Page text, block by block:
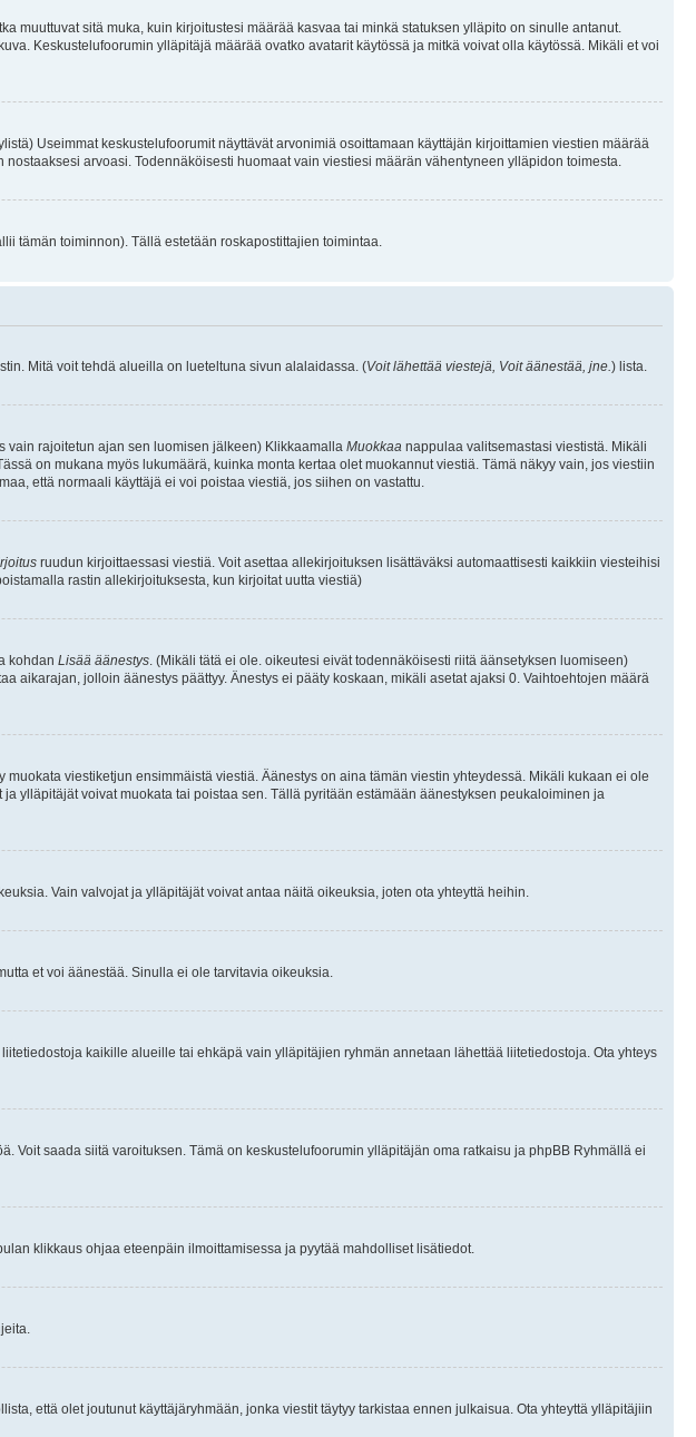
sitä muka, kuin kirjoitustesi määrää kasvaa tai minkä statuksen ylläpito on sinulle antanut.
Keskustelufoorumin ylläpitäjä määrää ovatko avatarit käytössä ja mitkä voivat olla käytössä. Mikäli et voi
Useimmat keskustelufoorumit näyttävät arvonimiä osoittamaan käyttäjän kirjoittamien viestien määrää
arvoasi. Todennäköisesti huomaat vain viestiesi määrän vähentyneen ylläpidon toimesta.
tämän toiminnon). Tällä estetään roskapostittajien toimintaa.
Mitä voit tehdä alueilla on lueteltuna sivun alalaidassa. (Voit lähettää viestejä, Voit äänestää, jne. ) lista.
vain rajoitetun ajan sen luomisen jälkeen) Klikkaamalla Muokkaa nappulaa valitsemastasi viestistä. Mikäli
on mukana myös lukumäärä, kuinka monta kertaa olet muokannut viestiä. Tämä näkyy vain, jos viestiin
että normaali käyttäjä ei voi poistaa viestiä, jos siihen on vastattu.
ruudun kirjoittaessasi viestiä. Voit asettaa allekirjoituksen lisättäväksi automaattisesti kaikkiin viesteihisi
rastin allekirjoituksesta, kun kirjoitat uutta viestiä)
kohdan Lisää äänestys . (Mikäli tätä ei ole. oikeutesi eivät todennäköisesti riitä äänsetyksen luomiseen)
jolloin äänestys päättyy. Änestys ei pääty koskaan, mikäli asetat ajaksi 0. Vaihtoehtojen määrä
viestiketjun ensimmäistä viestiä. Äänestys on aina tämän viestin yhteydessä. Mikäli kukaan ei ole
ylläpitäjät voivat muokata tai poistaa sen. Tällä pyritään estämään äänestyksen peukaloiminen ja
Vain valvojat ja ylläpitäjät voivat antaa näitä oikeuksia, joten ota yhteyttä heihin.
et voi äänestää. Sinulla ei ole tarvitavia oikeuksia.
kaikille alueille tai ehkäpä vain ylläpitäjien ryhmän annetaan lähettää liitetiedostoja. Ota yhteys
saada siitä varoituksen. Tämä on keskustelufoorumin ylläpitäjän oma ratkaisu ja phpBB Ryhmällä ei
klikkaus ohjaa eteenpäin ilmoittamisessa ja pyytää mahdolliset lisätiedot.
että olet joutunut käyttäjäryhmään, jonka viestit täytyy tarkistaa ennen julkaisua. Ota yhteyttä ylläpitäjiin